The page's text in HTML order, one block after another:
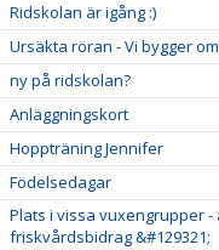
Ridskolan är igång :)
Ursäkta röran - Vi bygger
ny på ridskolan?
Anläggningskort
Hoppträning Jennifer
Födelsedagar
Plats i vissa vuxengrupper
friskvårdsbidrag &#129321;